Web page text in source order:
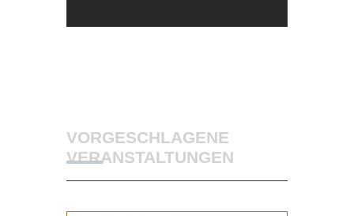
VORGESCHLAGENE
VERANSTALTUNGEN